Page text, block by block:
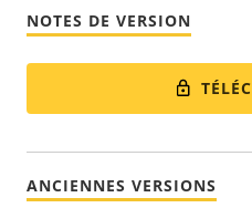
NOTES DE VERSION
ANCIENNES VERSIONS